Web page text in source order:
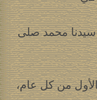
سيدنا محمد صلى